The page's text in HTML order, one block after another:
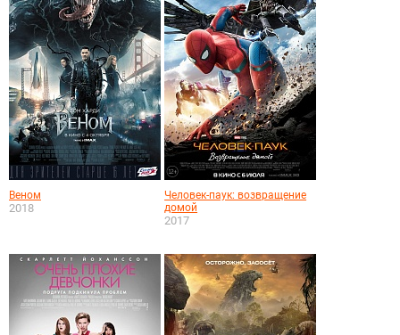
Веном
2018
Человек-паук: возвращение
домой
2017